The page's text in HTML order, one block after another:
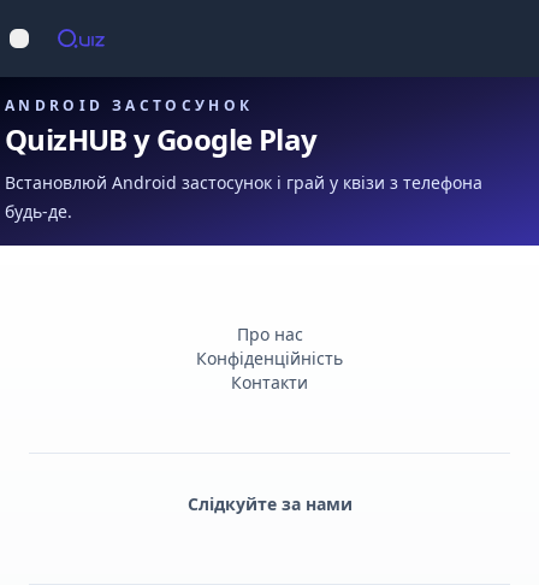
Відкрити меню
ANDROID ЗАСТОСУНОК
QuizHUB у Google Play
Встановлюй Android застосунок і грай у квізи з телефона
будь-де.
Про нас
Конфіденційність
Контакти
Слідкуйте за нами